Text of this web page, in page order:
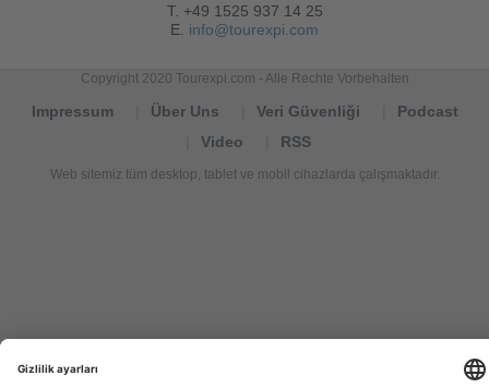
T. +49 1525 937 14 25
E. info@tourexpi.com
Copyright 2020 Tourexpi.com - Alle Rechte Vorbehalten
Impressum Über Uns Veri Güvenliği
Podcast
Video
RSS
Web sitemiz tüm desktop, tablet ve mobil cihazlarda çalışmaktadır.
turismo,